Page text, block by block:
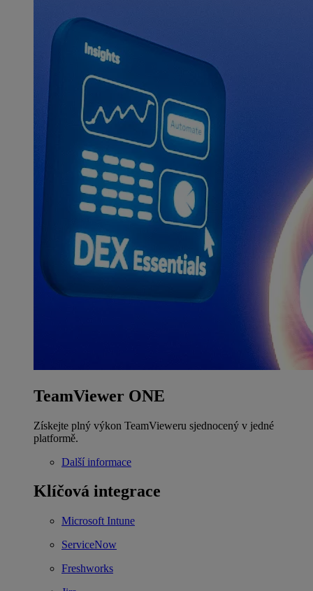
TeamViewer ONE
Získejte plný výkon TeamVieweru sjednocený v jedné
platformě.
Další informace
Klíčová integrace
Microsoft Intune
ServiceNow
Freshworks